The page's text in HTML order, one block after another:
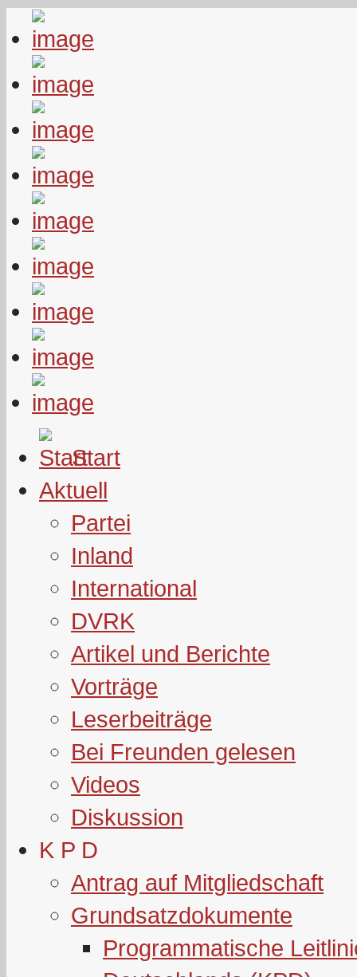
Start
Aktuell
Partei
Inland
International
DVRK
Artikel und Berichte
Vorträge
Leserbeiträge
Bei Freunden gelesen
Videos
Diskussion
K P D
Antrag auf Mitgliedschaft
Grundsatzdokumente
Programmatische